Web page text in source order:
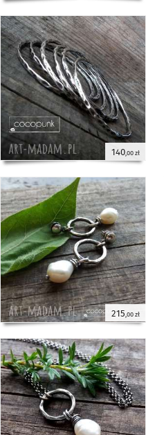
18 sierpnia 2025
Monika
1 sierpnia 2025
Grażka
30 lipca 2025
Wojciech
27 czerwca 2025
27 czerwca 2025
Angelika
140,00 zł
215 ,00 zł